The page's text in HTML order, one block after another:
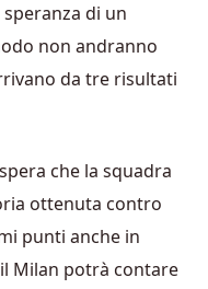
di un
non andranno
da tre risultati
che la squadra
ottenuta contro
punti anche in
Milan potrà contare